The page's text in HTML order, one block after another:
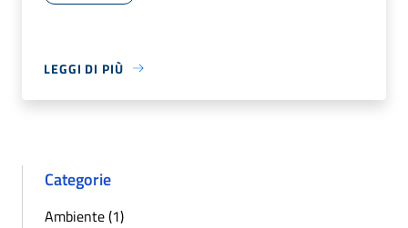
LEGGI DI PIÙ
Categorie
Ambiente (1)